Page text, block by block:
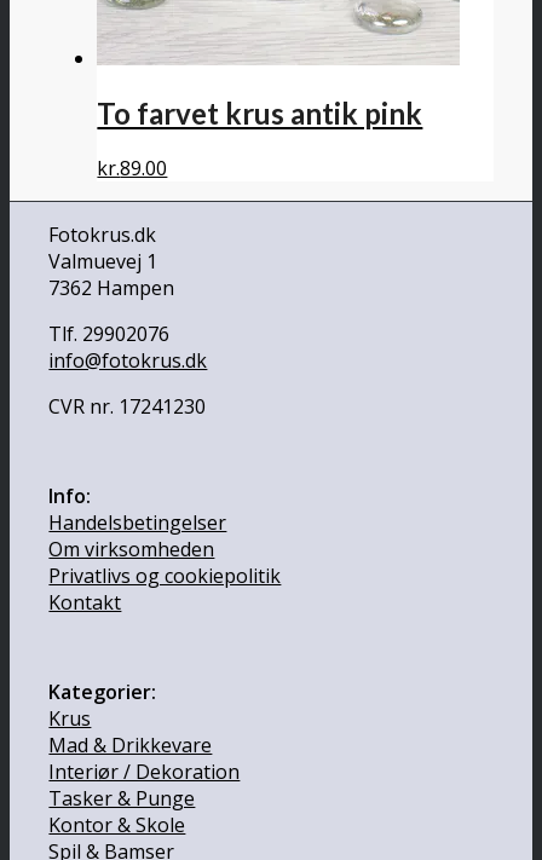
To farvet krus antik pink
kr.89.00
Fotokrus.dk
Valmuevej 1
7362 Hampen
Tlf. 29902076
info@fotokrus.dk
CVR nr. 17241230
Info:
Handelsbetingelser
Om virksomheden
Privatlivs og cookiepolitik
Kontakt
Kategorier:
Krus
Mad & Drikkevare
Interiør / Dekoration
Tasker & Punge
Kontor & Skole
Spil & Bamser